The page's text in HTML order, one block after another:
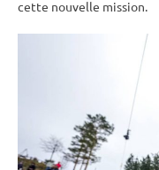
cette nouvelle mission.